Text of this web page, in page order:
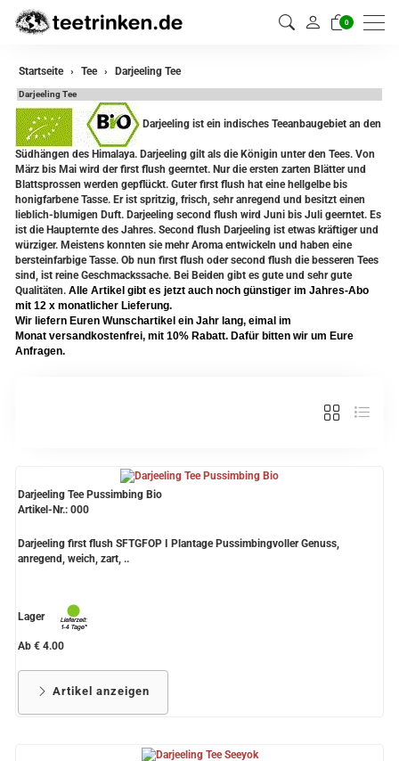
0
zurück
Darjeeling Tee
Assam Tee
Ceylon Tee
Sikkim Tee
China Tee
Oolong Tee
Grüner Tee
Jasmin Tee
Yogi - und Beuteltee
Früchtetee
Startseite Tee Darjeeling Tee
Darjeeling Tee
Darjeeling ist ein indisches Teeanbaugebiet an den
Südhängen des Himalaya. Darjeeling gilt als die Königin unter den Tees. Von
März bis Mai wird der first flush geerntet. Nur die ersten zarten Blätter und
Blattsprossen werden gepflückt. Guter first flush hat eine hellgelbe bis
honigfarbene Tasse. Er ist spritzig, frisch, sehr anregend und besitzt einen
lieblich-blumigen Duft. Darjeeling second flush wird Juni bis Juli geerntet. Es
ist die Haupternte des Jahres. Second flush Darjeeling ist etwas kräftiger und
würziger. Meistens konnten sie mehr Aroma entwickeln und haben eine
bersteinfarbige Tasse. Ob nun first flush oder second flush die besseren Tees
sind, ist reine Geschmackssache. Bei Beiden gibt es gute und sehr gute
Qualitäten. Alle Artikel gibt es jetzt auch noch günstiger im Jahres-Abo
mit 12 x monatlicher Lieferung.
Wir liefern Euren Wunschartikel ein Jahr lang, eimal im
Monat versandkostenfrei, mit 10% Rabatt. Dafür bitten wir um Eure
Anfragen.
Darjeeling Tee Pussimbing Bio
Artikel-Nr.: 000
Darjeeling first flush SFTGFOP I Plantage Pussimbingvoller Genuss,
anregend, weich, zart, ..
Lager
Ab € 4.00
Artikel anzeigen